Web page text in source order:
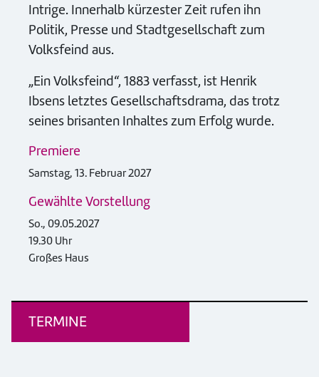
Intrige. Innerhalb kürzester Zeit rufen ihn
Politik, Presse und Stadtgesellschaft zum
Volksfeind aus.
„Ein Volksfeind“, 1883 verfasst, ist Henrik
Ibsens letztes Gesellschaftsdrama, das trotz
seines brisanten Inhaltes zum Erfolg wurde.
Premiere
Samstag, 13. Februar 2027
Gewählte Vorstellung
So., 09.05.2027
19.30 Uhr
Großes Haus
TERMINE